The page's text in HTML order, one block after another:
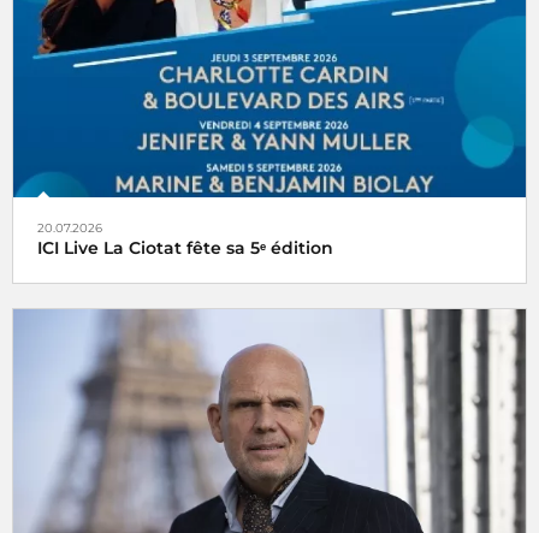
20.07.2026
ICI Live La Ciotat fête sa 5ᵉ édition